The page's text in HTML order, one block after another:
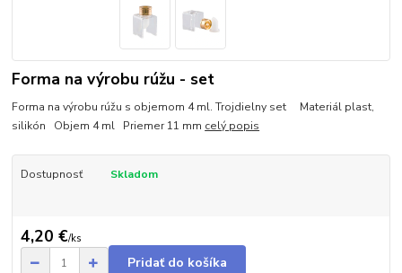
Forma na výrobu rúžu - set
Forma na výrobu rúžu s objemom 4 ml. Trojdielny set Materiál plast,
silikón Objem 4 ml Priemer 11 mm celý popis
Dostupnosť Skladom
4,20 €/ks
Pridať do košíka